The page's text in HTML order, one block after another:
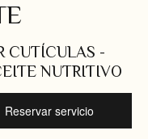
CUTÍCULAS -
NUTRITIVO
Reservar servicio